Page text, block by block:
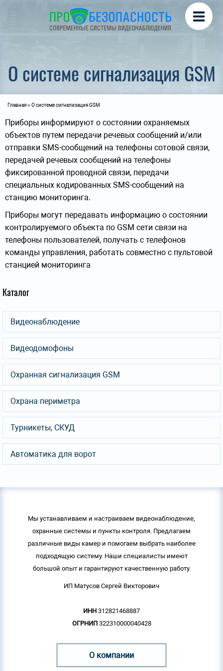
Перейти к основному содержанию
Охрана периметра
О системе сигнализация GSM
Вы здесь
Главная» О системе сигнализация GSM
Приборы информируют о состоянии охраняемых
объектов путем передачи речевых сообщений и/или
отправки SMS-сообщений на телефоны сотовой связи,
передачей речевых сообщений на телефоны
фиксированной проводной связи, передачи
специальных кодированных SMS-сообщений на
станцию мониторинга.
Приборы могут передавать информацию о состоянии
контролируемого объекта по GSM сети связи на
телефоны пользователей, получать с телефонов
команды управления, работать совместно с пультовой
станцией мониторинга
Каталог
Видеонаблюдение
Видеодомофоны
Охранная сигнализация GSM
Охрана периметра
Турникеты, СКУД
Автоматика для ворот
Мы устанавливаем и настраиваем видеонаблюдение,
охранные системы и пункты контроля. Предлагаем
различные виды камер и помогаем выбрать наиболее
подходящую систему. Наши специалисты имеют
большой опыт и гарантируют качественную работу.
ИП Матусов Сергей Викторович
ИНН 312821468887
ОГРНИП322310000040428
О компании